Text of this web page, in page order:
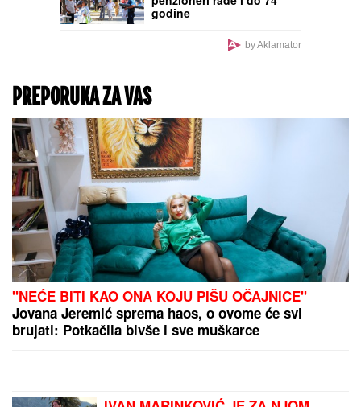
RHMZ DO SADA NIJE
OBJAVIO OVAKVO
UPOZORENJE!
"topi" asfalt i deformiše
šine, MOGUĆI SU UDESI!
Dobro se pazite
toplotnog stresa: Ne
izlazite u OVO VREME!